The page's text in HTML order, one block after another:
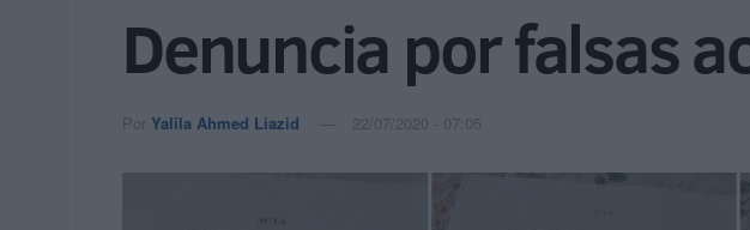
Denuncia por falsas
Por Yalila Ahmed Liazid 22/07/2020 - 07:05